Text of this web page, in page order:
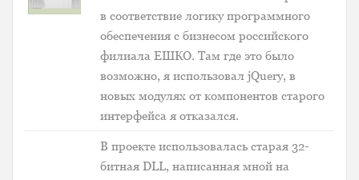
в соответствие логику программного
обеспечения с бизнесом российского
филиала ЕШКО. Там где это было
возможно, я использовал jQuery, в
новых модулях от компонентов старого
интерфейса я отказался.
В проекте использовалась старая 32-
битная DLL, написанная мной на